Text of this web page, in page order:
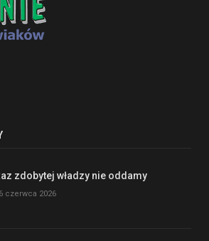
zdobytej władzy nie oddamy
czerwca 2026